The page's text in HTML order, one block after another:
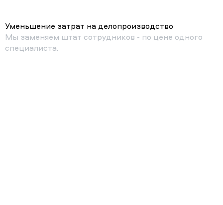
Уменьшение затрат на делопроизводство
Мы заменяем штат сотрудников - по цене одного
специалиста.